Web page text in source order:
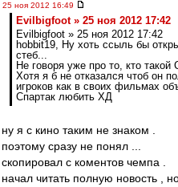
25 ноя 2012 16:49
Evilbigfoot » 25 ноя 2012 17:42
Evilbigfoot » 25 ноя 2012 17:42
hobbit19, Ну хоть ссыль бы
стеб...
Не говоря уже про то, кто
Хотя я б не отказался чтоб он
игроков как в своих фильмах
Спартак любить ХД
ну я с кино таким не знаком .
поэтому сразу не понял ...
скопировал с коментов чемпа .
начал читать полную новость ,